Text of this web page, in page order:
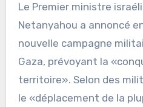
Le Premier ministre
Netanyahou a annoncé
nouvelle campagne
Gaza, prévoyant la
territoire». Selon des
le «déplacement de la